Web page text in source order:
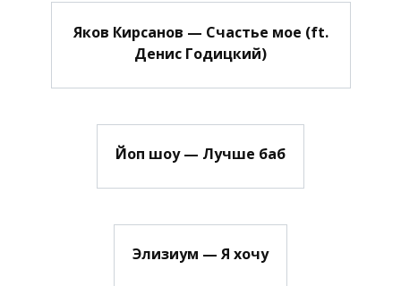
Яков Кирсанов — Счастье мое (ft.
Денис Годицкий)
Йоп шоу — Лучше баб
Элизиум — Я хочу